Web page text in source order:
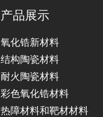
产品展示
氧化锆新材料
结构陶瓷材料
耐火陶瓷材料
彩色氧化锆材料
热障材料和靶材材料